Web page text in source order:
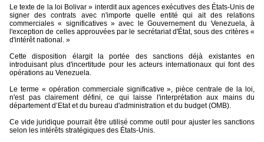
Le texte de la loi Bolivar » interdit aux agences exécutives des États-Unis de
signer des contrats avec n'importe quelle entité qui ait des relations
commerciales « significatives » avec le Gouvernement du Venezuela, à
l'exception de celles approuvées par le secrétariat d'État, sous des critères «
d'intérêt national. »
Cette disposition élargit la portée des sanctions déjà existantes en
introduisant plus d'incertitude pour les acteurs internationaux qui font des
opérations au Venezuela.
Le terme « opération commerciale significative », pièce centrale de la loi,
n'est pas clairement défini, ce qui laisse l'interprétation aux mains du
département d’Etat et du bureau d'administration et du budget (OMB).
Ce vide juridique pourrait être utilisé comme outil pour ajuster les sanctions
selon les intérêts stratégiques des États-Unis.